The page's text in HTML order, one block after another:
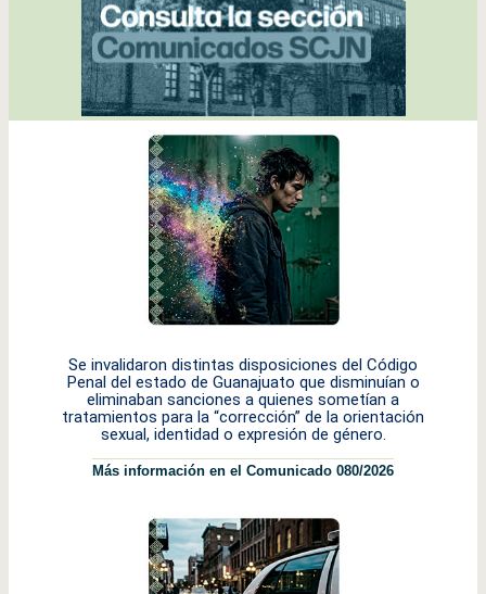
Se invalidaron distintas disposiciones del Código
Penal del estado de Guanajuato que disminuían o
eliminaban sanciones a quienes sometían a
tratamientos para la “corrección” de la orientación
sexual, identidad o expresión de género.
Más información en el Comunicado 080/2026